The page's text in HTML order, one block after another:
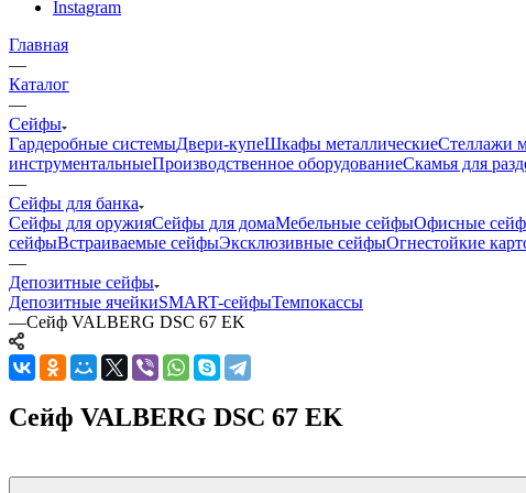
Instagram
Главная
—
Каталог
—
Сейфы
Гардеробные системыДвери-купеШкафы металлическиеСтеллажи
инструментальныеПроизводственное оборудованиеСкамья для
—
Сейфы для банка
Сейфы для оружияСейфы для домаМебельные сейфыОфисные
сейфыВстраиваемые сейфыЭксклюзивные сейфыОгнестойкие
—
Депозитные сейфы
Депозитные ячейкиSMART-сейфыТемпокассы
—Сейф VALBERG DSC 67 EK
Сейф VALBERG DSC 67 EK